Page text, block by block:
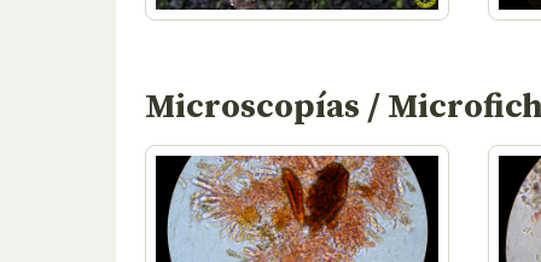
Microscopías /